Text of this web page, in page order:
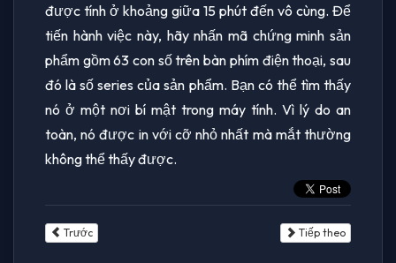
được tính ở khoảng giữa 15 phút đến vô cùng. Để
tiến hành việc này, hãy nhấn mã chứng minh sản
phẩm gồm 63 con số trên bàn phím điện thoại, sau
đó là số series của sản phẩm. Bạn có thể tìm thấy
nó ở một nơi bí mật trong máy tính. Vì lý do an
toàn, nó được in với cỡ nhỏ nhất mà mắt thường
không thể thấy được.
Trước Tiếp theo